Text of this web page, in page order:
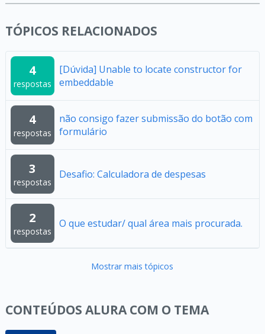
TÓPICOS RELACIONADOS
4
respostas
[Dúvida] Unable to locate constructor for
embeddable
4
respostas
não consigo fazer submissão do botão com
formulário
3
respostas
Desafio: Calculadora de despesas
2
respostas
O que estudar/ qual área mais procurada.
Mostrar mais tópicos
CONTEÚDOS ALURA COM O TEMA